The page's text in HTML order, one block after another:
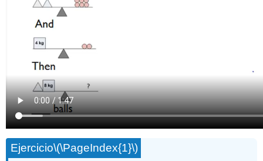
Ejercicio\(\PageIndex{1}\)